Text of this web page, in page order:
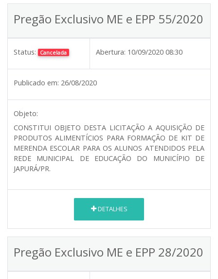
Pregão Exclusivo ME e EPP 55/2020
Status: Cancelada Abertura: 10/09/2020 08:30
Publicado em: 26/08/2020
Objeto:
CONSTITUI OBJETO DESTA LICITAÇÃO A AQUISIÇÃO DE
PRODUTOS ALIMENTÍCIOS PARA FORMAÇÃO DE KIT DE
MERENDA ESCOLAR PARA OS ALUNOS ATENDIDOS PELA
REDE MUNICIPAL DE EDUCAÇÃO DO MUNICÍPIO DE
JAPURÁ/PR.
DETALHES
Pregão Exclusivo ME e EPP 28/2020